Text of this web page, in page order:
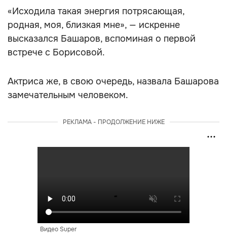
«Исходила такая энергия потрясающая,
родная, моя, близкая мне», — искренне
высказался Башаров, вспоминая о первой
встрече с Борисовой.
Актриса же, в свою очередь, назвала Башарова
замечательным человеком.
РЕКЛАМА - ПРОДОЛЖЕНИЕ НИЖЕ
Видео Super